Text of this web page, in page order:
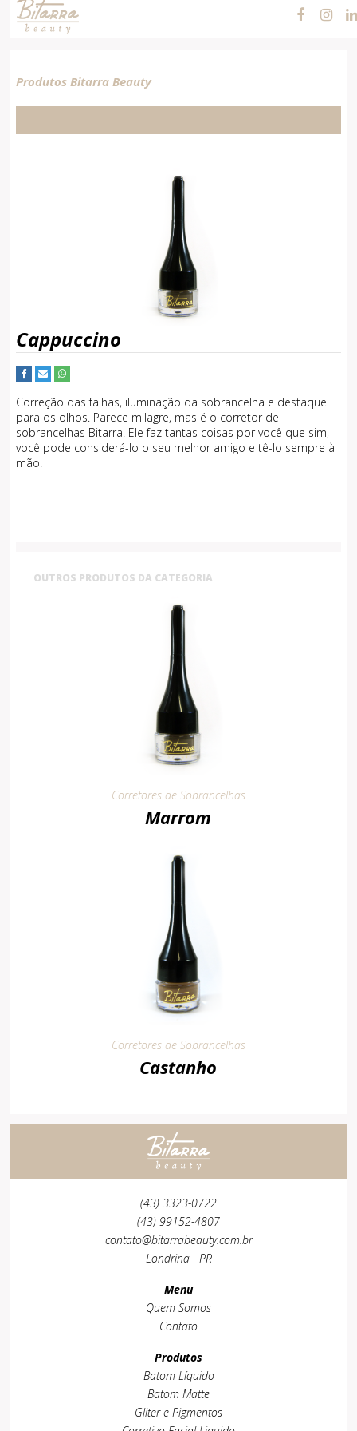
Produtos Bitarra Beauty
Cappuccino
Correção das falhas, iluminação da sobrancelha e destaque
para os olhos. Parece milagre, mas é o corretor de
sobrancelhas Bitarra. Ele faz tantas coisas por você que sim,
você pode considerá-lo o seu melhor amigo e tê-lo sempre à
mão.
OUTROS PRODUTOS DA CATEGORIA
Corretores de Sobrancelhas
Marrom
Corretores de Sobrancelhas
Castanho
(43) 3323-0722
(43) 99152-4807
contato@bitarrabeauty.com.br
Londrina - PR
Menu
Quem Somos
Contato
Produtos
Batom Líquido
Batom Matte
Gliter e Pigmentos